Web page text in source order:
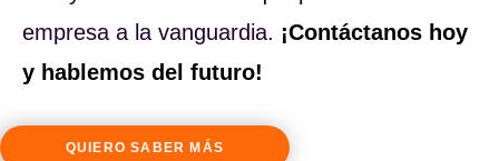
empresa a la vanguardia. ¡Contáctanos hoy
y hablemos del futuro!
QUIERO SABER MÁS